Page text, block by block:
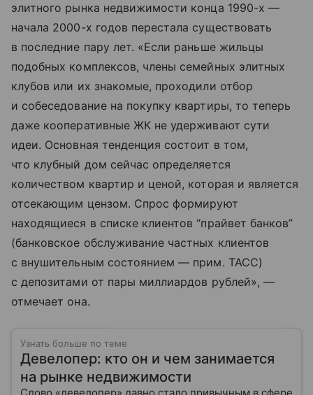
элитного рынка недвижимости конца 1990-х —
начала 2000-х годов перестала существовать
в последние пару лет. «Если раньше жильцы
подобных комплексов, члены семейных элитных
клубов или их знакомые, проходили отбор
и собеседование на покупку квартиры, то теперь
даже кооперативные ЖК не удерживают сути
идеи. Основная тенденция состоит в том,
что клубный дом сейчас определяется
количеством квартир и ценой, которая и является
отсекающим цензом. Спрос формируют
находящиеся в списке клиентов “прайвет банков”
(банковское обслуживание частных клиентов
с внушительным состоянием — прим. ТАСС)
с депозитами от пары миллиардов рублей», —
отмечает она.
Узнать больше по теме
Девелопер: кто он и чем занимается
на рынке недвижимости